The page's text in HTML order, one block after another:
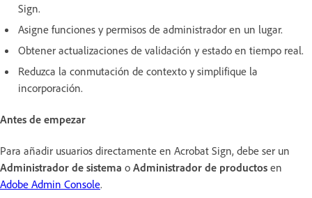
Sign.
Asigne funciones y permisos de administrador en un lugar.
Obtener actualizaciones de validación y estado en tiempo real.
Reduzca la conmutación de contexto y simplifique la
incorporación.
Antes de empezar
Para añadir usuarios directamente en Acrobat Sign, debe ser un
Administrador de sistema o Administrador de productos en
Adobe Admin Console.